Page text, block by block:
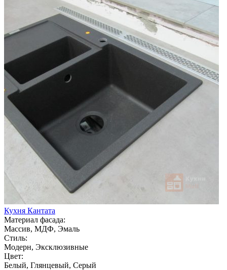
Кухня Кантата
Материал фасада:
Массив, МДФ, Эмаль
Стиль:
Модерн, Эксклюзивные
Цвет:
Белый, Глянцевый, Серый